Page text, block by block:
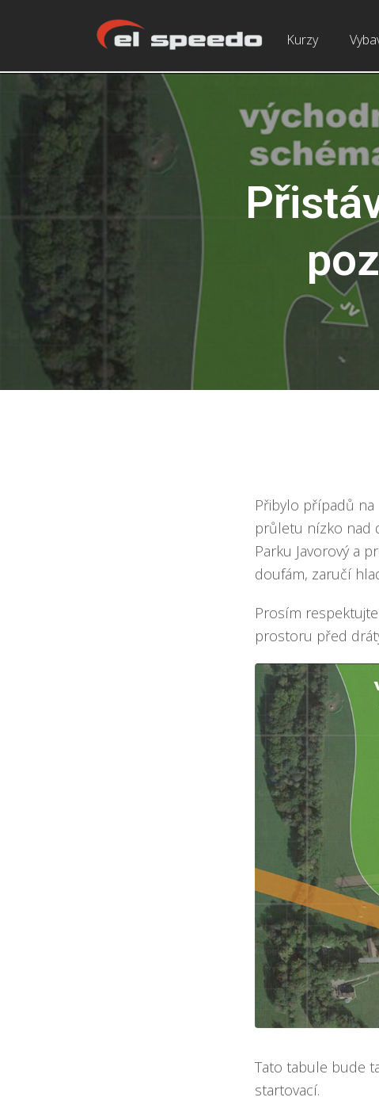
Kurzy
Přibylo případů
průletu nízko nad
Parku Javorový a
doufám, zaručí
Prosím
prostoru před
Tato tabule bude
startovací.